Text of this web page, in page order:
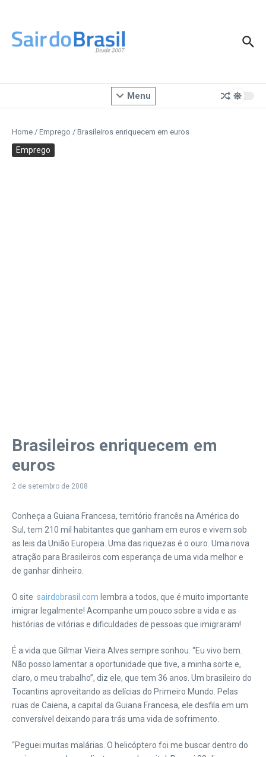
Menu
Home / Emprego / Brasileiros enriquecem em euros
Emprego
Brasileiros enriquecem em
euros
2 de setembro de 2008
Conheça a Guiana Francesa, território francês na América do
Sul, tem 210 mil habitantes que ganham em euros e vivem sob
as leis da União Europeia. Uma das riquezas é o ouro. Uma nova
atração para Brasileiros com esperança de uma vida melhor e
de ganhar dinheiro.
O site sairdobrasil.com lembra a todos, que é muito importante
imigrar legalmente! Acompanhe um pouco sobre a vida e as
histórias de vitórias e dificuldades de pessoas que imigraram!
É a vida que Gilmar Vieira Alves sempre sonhou. “Eu vivo bem.
Não posso lamentar a oportunidade que tive, a minha sorte e,
claro, o meu trabalho”, diz ele, que tem 36 anos. Um brasileiro do
Tocantins aproveitando as delícias do Primeiro Mundo. Pelas
ruas de Caiena, a capital da Guiana Francesa, ele desfila em um
conversível deixando para trás uma vida de sofrimento.
“Peguei muitas malárias. O helicóptero foi me buscar dentro do